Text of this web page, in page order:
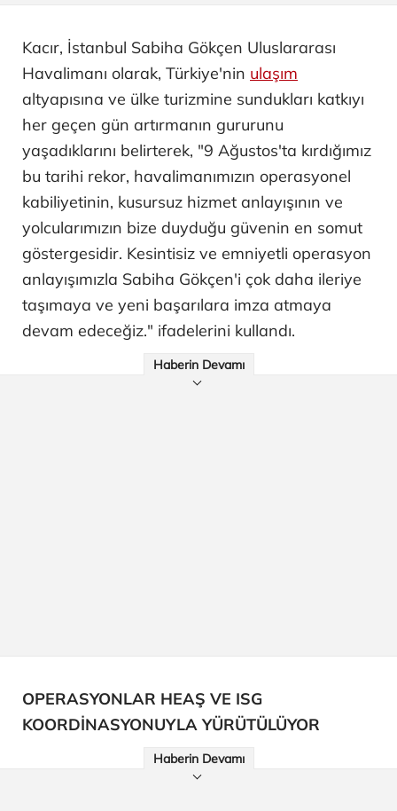
Kacır, İstanbul Sabiha Gökçen Uluslararası
Havalimanı olarak, Türkiye'nin ulaşım
altyapısına ve ülke turizmine sundukları katkıyı
her geçen gün artırmanın gururunu
yaşadıklarını belirterek, "9 Ağustos'ta kırdığımız
bu tarihi rekor, havalimanımızın operasyonel
kabiliyetinin, kusursuz hizmet anlayışının ve
yolcularımızın bize duyduğu güvenin en somut
göstergesidir. Kesintisiz ve emniyetli operasyon
anlayışımızla Sabiha Gökçen'i çok daha ileriye
taşımaya ve yeni başarılara imza atmaya
devam edeceğiz." ifadelerini kullandı.
Haberin Devamı
OPERASYONLAR HEAŞ VE ISG
KOORDİNASYONUYLA YÜRÜTÜLÜYOR
Haberin Devamı